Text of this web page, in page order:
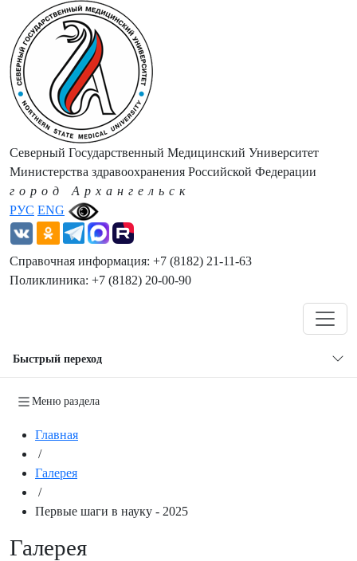
РУС ENG
Северный Государственный Медицинский Университет
Министерства здравоохранения Российской Федерации
город Архангельск
Справочная информация: +7 (8182) 21-11-63
Поликлиника: +7 (8182) 20-00-90
Быстрый переход
Меню раздела
Главная
/
Галерея
/
Первые шаги в науку - 2025
Галерея